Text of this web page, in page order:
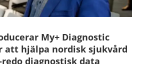
My+ Diagnostic
att hjälpa nordisk sjukvård
diagnostisk data